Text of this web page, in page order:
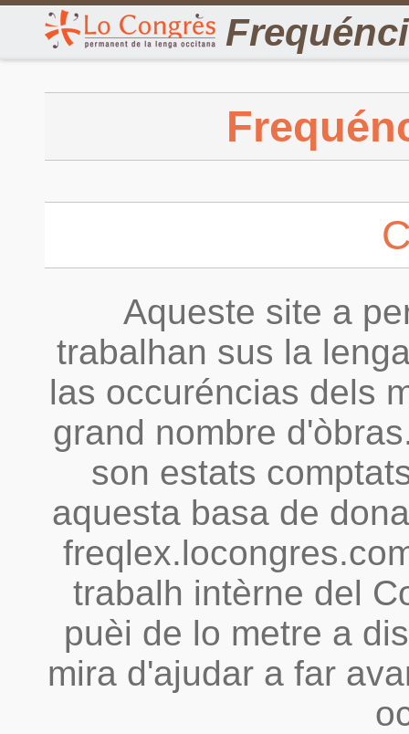
Aqueste site a
trabalhan sus la
las occuréncias dels
grand nombre
son estats
aquesta basa de
trabalh intèrne del
puèi de lo metre a
mira d'ajudar a far